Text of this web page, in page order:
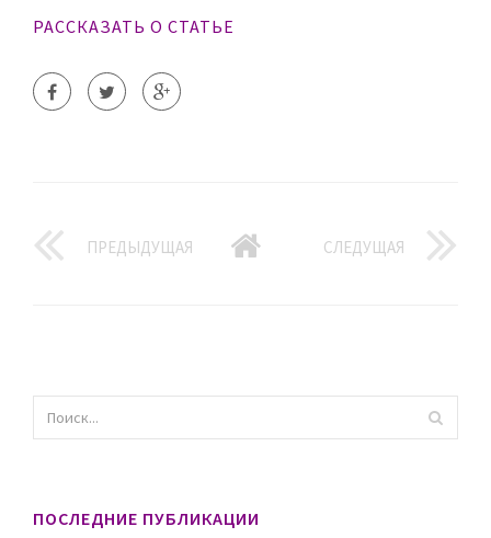
РАССКАЗАТЬ О СТАТЬЕ
ПРЕДЫДУЩАЯ СЛЕДУЩАЯ
ПОСЛЕДНИЕ ПУБЛИКАЦИИ